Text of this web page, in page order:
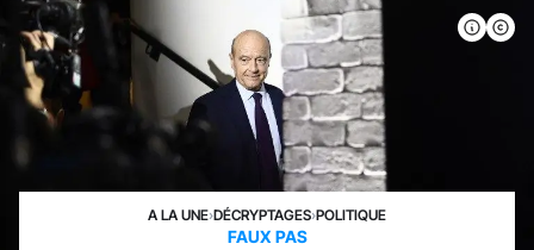
A LA UNE›DÉCRYPTAGES›POLITIQUE
FAUX PAS